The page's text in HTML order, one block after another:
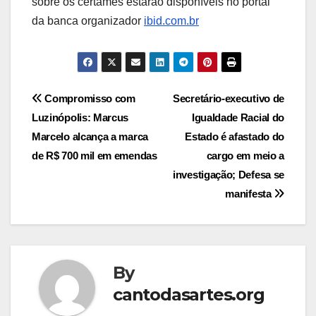
da banca organizador ibid.com.br
Post
navigation
Secretário-executivo de
Igualdade Racial do
Estado é afastado do
cargo em meio a
investigação; Defesa se
manifesta
Compromisso com
Luzinópolis: Marcus
Marcelo alcança a marca
de R$ 700 mil em emendas
By
cantodasartes.org